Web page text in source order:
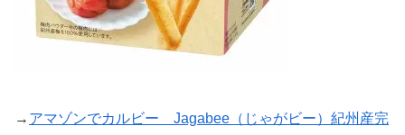
→ アマゾンでカルビー Jagabee（じゃがビー）紀州産完